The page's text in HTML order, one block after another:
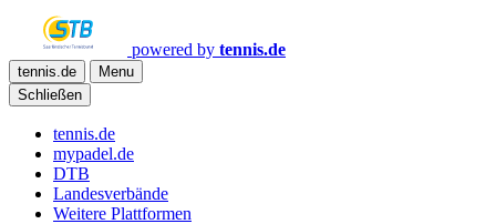
powered by tennis.de
tennis.de
Menu
Schließen
tennis.de
mypadel.de
DTB
Landesverbände
Weitere Plattformen